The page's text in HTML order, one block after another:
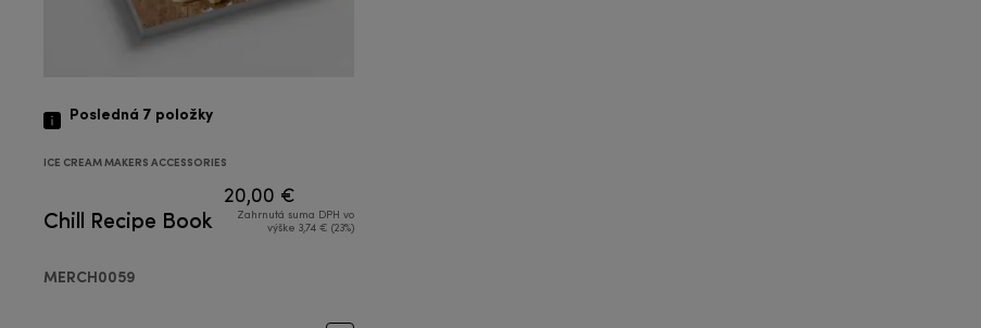
Posledná 7 položky
ICE CREAM MAKERS ACCESSORIES
Chill Recipe Book
MERCH0059
20,00 €
Zahrnutá suma DPH vo
výške 3,74 € (23%)